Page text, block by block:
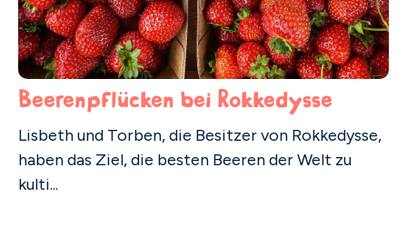
Beerenpflücken bei Rokkedysse
Lisbeth und Torben, die Besitzer von Rokkedysse,
haben das Ziel, die besten Beeren der Welt zu
kulti...